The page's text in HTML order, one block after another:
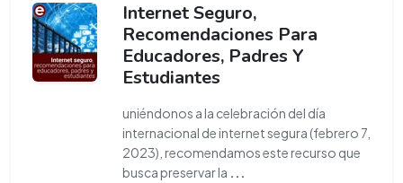
Internet Seguro,
Recomendaciones Para
Educadores, Padres Y
Estudiantes
uniéndonos a la celebración del día
internacional de internet segura (febrero 7,
2023), recomendamos este recurso que
busca preservar la ...